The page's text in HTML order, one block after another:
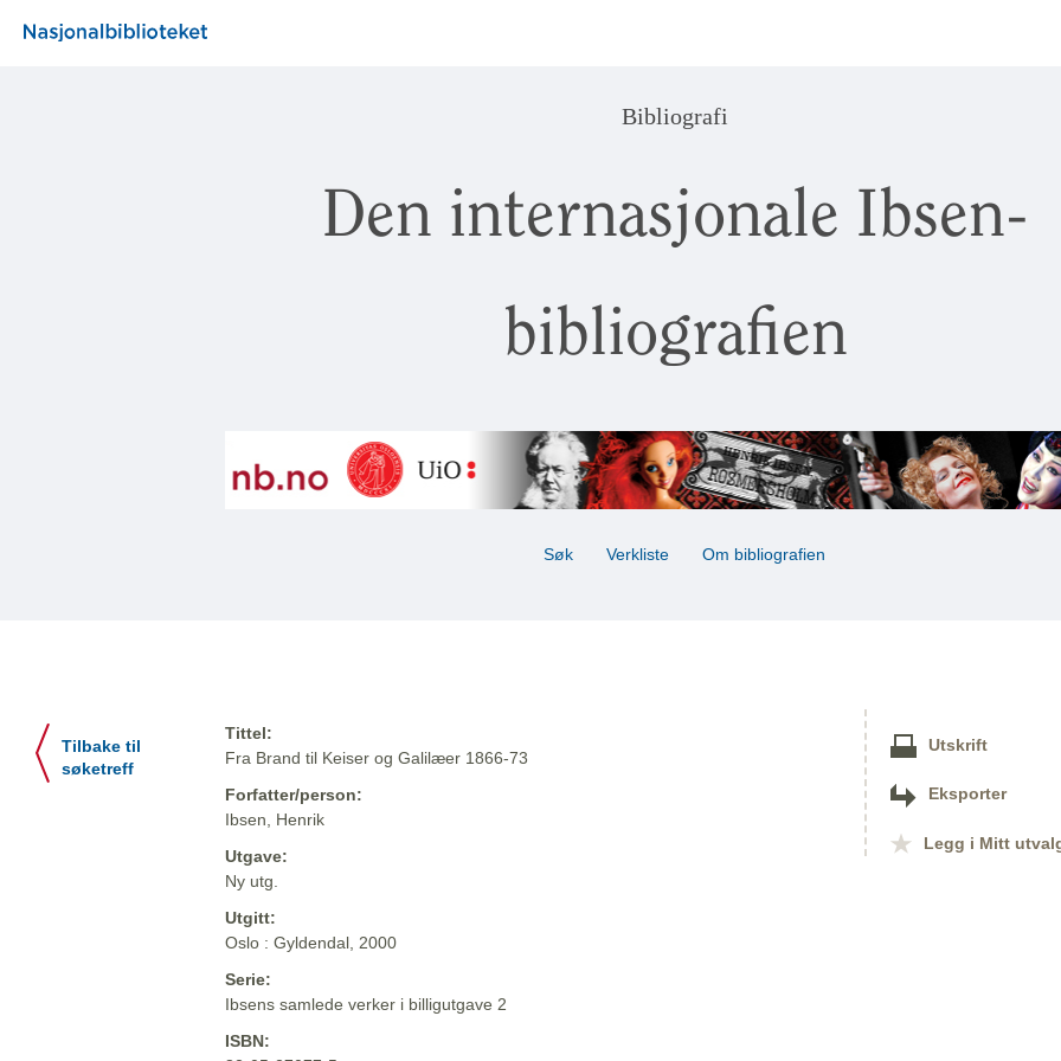
Bibliografi
Den internasjonale Ibsen-
bibliografien
Søk Verkliste Om bibliografien
Tilbake til
søketreff
Tittel:
Fra Brand til Keiser og Galilæer 1866-73
Forfatter/person:
Ibsen, Henrik
Utgave:
Ny utg.
Utgitt:
Oslo : Gyldendal, 2000
Serie:
Ibsens samlede verker i billigutgave 2
ISBN:
Utskrift
Eksporter
Legg i Mitt